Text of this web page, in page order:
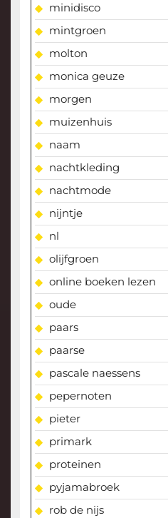
minidisco
mintgroen
molton
monica geuze
morgen
muizenhuis
naam
nachtkleding
nachtmode
nijntje
nl
olijfgroen
online boeken lezen
oude
paars
paarse
pascale naessens
pepernoten
pieter
primark
proteinen
pyjamabroek
rob de nijs